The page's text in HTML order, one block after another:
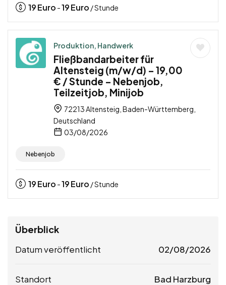
19Euro -19Euro / Stunde
Produktion, Handwerk
Fließbandarbeiter für
Altensteig (m/w/d) – 19,00
€ / Stunde – Nebenjob,
Teilzeitjob, Minijob
72213 Altensteig, Baden-Württemberg,
Deutschland
03/08/2026
Nebenjob
19Euro -19Euro / Stunde
Überblick
Datum veröffentlicht 02/08/2026
Standort Bad Harzburg